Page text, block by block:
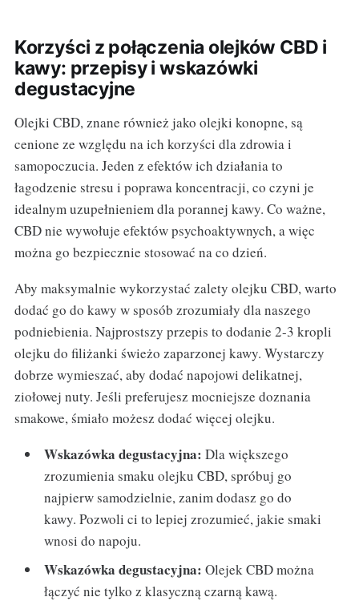
Korzyści z połączenia olejków CBD i
kawy: przepisy i wskazówki
degustacyjne
Olejki CBD, znane również jako olejki konopne, są
cenione ze względu na ich korzyści dla zdrowia i
samopoczucia. Jeden z efektów ich działania to
łagodzenie stresu i poprawa koncentracji, co czyni je
idealnym uzupełnieniem dla porannej kawy. Co ważne,
CBD nie wywołuje efektów psychoaktywnych, a więc
można go bezpiecznie stosować na co dzień.
Aby maksymalnie wykorzystać zalety olejku CBD, warto
dodać go do kawy w sposób zrozumiały dla naszego
podniebienia. Najprostszy przepis to dodanie 2-3 kropli
olejku do filiżanki świeżo zaparzonej kawy. Wystarczy
dobrze wymieszać, aby dodać napojowi delikatnej,
ziołowej nuty. Jeśli preferujesz mocniejsze doznania
smakowe, śmiało możesz dodać więcej olejku.
Wskazówka degustacyjna: Dla większego
zrozumienia smaku olejku CBD, spróbuj go
najpierw samodzielnie, zanim dodasz go do
kawy. Pozwoli ci to lepiej zrozumieć, jakie smaki
wnosi do napoju.
Wskazówka degustacyjna: Olejek CBD można
łączyć nie tylko z klasyczną czarną kawą.